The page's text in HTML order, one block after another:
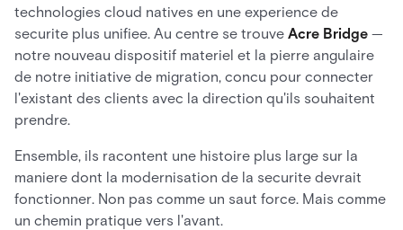
technologies cloud natives en une experience de
securite plus unifiee. Au centre se trouve Acre Bridge —
notre nouveau dispositif materiel et la pierre angulaire
de notre initiative de migration, concu pour connecter
l'existant des clients avec la direction qu'ils souhaitent
prendre.
Ensemble, ils racontent une histoire plus large sur la
maniere dont la modernisation de la securite devrait
fonctionner. Non pas comme un saut force. Mais comme
un chemin pratique vers l'avant.